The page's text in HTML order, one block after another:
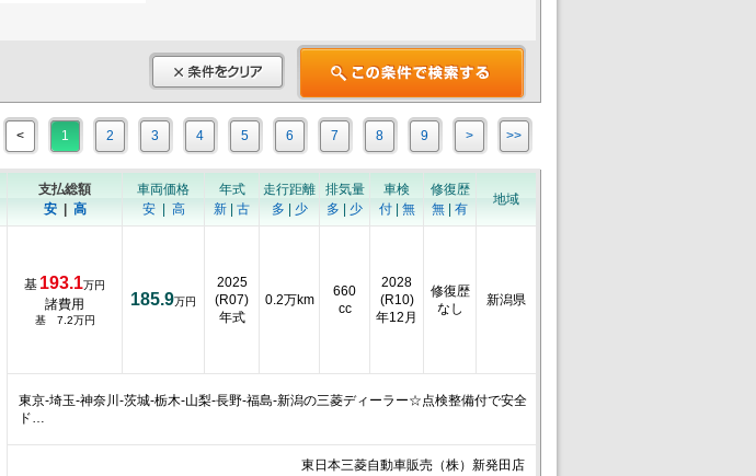
< 1 2 3 4 5 6 7 8 9 > >>
支払総額
安| 高
車両価格
安| 高
年式
新
古
走行距離
多
少
排気量
多
少
車検
付| 無
修復歴
無
有
地域
基 193.1万円
諸費用
基 7.2万円
185.9万円
2025
(R07)
年式
0.2万km
660
cc
2028
(R10)
年12月
修復歴
なし
新潟県
東京-埼玉-神奈川-茨城-栃木-山梨-長野-福島-新潟の三菱ディーラー☆点検整備付で安全
ド…
東日本三菱自動車販売（株）新発田店